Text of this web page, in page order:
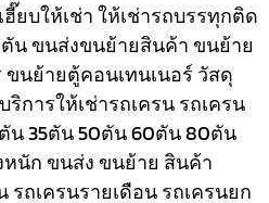
ยบให้เช่า ให้เช่ารถบรรทุกติด
ตัน ขนส่งขนย้ายสินค้า ขนย้าย
ขนย้ายตู้คอนเทนเนอร์ วัสดุ
บริการให้เช่ารถเครน รถเครน
น 35ตัน 50ตัน 60ตัน 80ตัน
นัก ขนส่ง ขนย้าย สินค้า
รถเครนรายเดือน รถเครนยก